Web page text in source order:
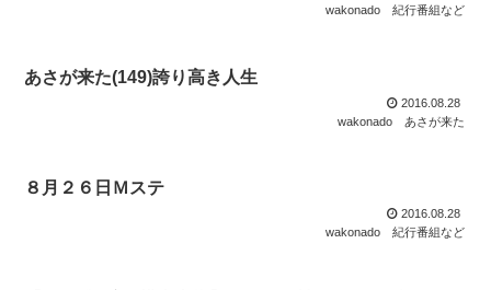
wakonado
紀行番組など
あさが来た(149)誇り高き人生
2016.08.28
wakonado
あさが来た
８月２６日Ｍステ
2016.08.28
wakonado
紀行番組など